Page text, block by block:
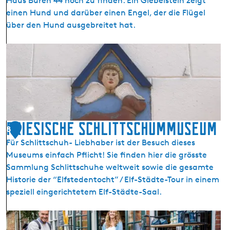
p
e
e
l
o
o
n
einen Hund und darüber einen Engel, der die Flügel
über den Hund ausgebreitet hat.
K
d
e
W
i
i
f
F
a
n
8
Friesische Schlittschummuseum
Für Schlittschuh- Liebhaber ist der Besuch dieses
Museums einfach Pflicht! Sie finden hier die grösste
Sammlung Schlittschuhe weltweit sowie die gesamte
Historie der “Elfstedentocht” / Elf-Städte-Tour in einem
speziell eingerichtetem Elf-Städte-Saal.
F